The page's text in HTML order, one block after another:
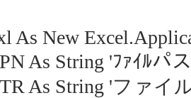
As New
As String 'ﾌｧｲﾙパス
As String 'ファイ